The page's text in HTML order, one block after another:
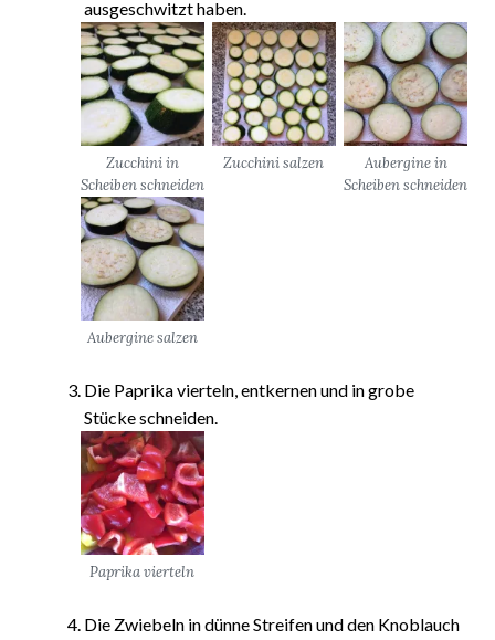
ausgeschwitzt haben.
Zucchini in
Scheiben schneiden
Zucchini salzen
Aubergine in
Scheiben schneiden
Aubergine salzen
Die Paprika vierteln, entkernen und in grobe
Stücke schneiden.
Paprika vierteln
Die Zwiebeln in dünne Streifen und den Knoblauch